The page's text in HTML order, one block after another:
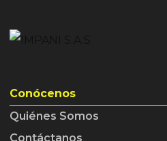
Conócenos
Quiénes Somos
Contáctanos